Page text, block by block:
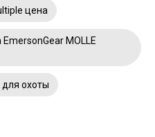
цена
MOLLE
охоты